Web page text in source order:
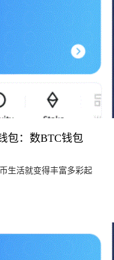
包：数BTC钱包
生活就变得丰富多彩起